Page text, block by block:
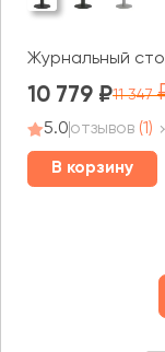
Журнальный
10 779 11 347
5.0отзывов (1)
В корзину